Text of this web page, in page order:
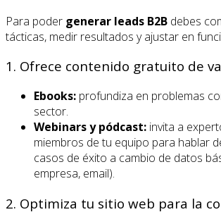
Para poder generar leads B2B debes
tácticas, medir resultados y ajustar en
1. Ofrece contenido gratuito de
Ebooks: profundiza en problemas
sector.
Webinars y pódcast: invita a
miembros de tu equipo para hablar
casos de éxito a cambio de datos
empresa, email).
2. Optimiza tu sitio web para la